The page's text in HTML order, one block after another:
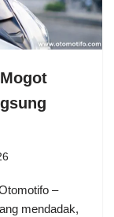
–
mendadak,